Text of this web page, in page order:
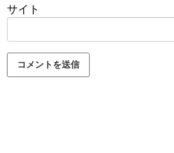
サイト